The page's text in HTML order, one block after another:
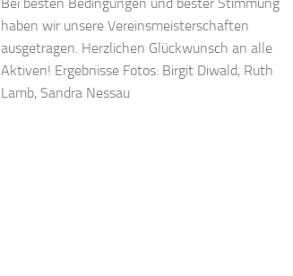
haben wir unsere Vereinsmeisterschaften
ausgetragen. Herzlichen Glückwunsch an alle
Aktiven! Ergebnisse Fotos: Birgit Diwald, Ruth
Lamb, Sandra Nessau